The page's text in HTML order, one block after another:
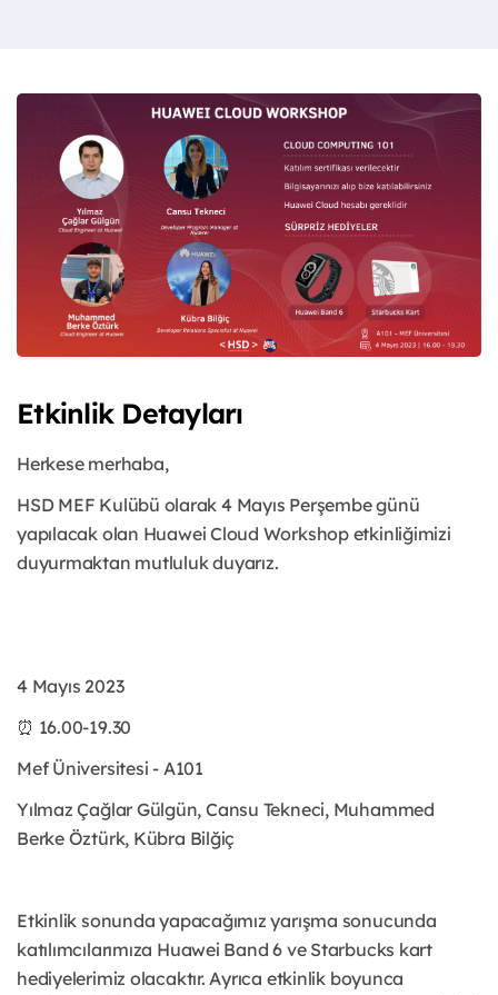
Etkinlik Detayları
Herkese merhaba,
HSD MEF Kulübü olarak 4 Mayıs Perşembe günü
yapılacak olan Huawei Cloud Workshop etkinliğimizi
duyurmaktan mutluluk duyarız.
4 Mayıs 2023
⏰ 16.00-19.30
Mef Üniversitesi - A101
Yılmaz Çağlar Gülgün, Cansu Tekneci, Muhammed
Berke Öztürk, Kübra Bilğiç
Etkinlik sonunda yapacağımız yarışma sonucunda
katılımcılarımıza Huawei Band 6 ve Starbucks kart
hediyelerimiz olacaktır. Ayrıca etkinlik boyunca